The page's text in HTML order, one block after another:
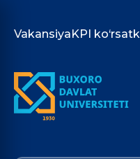
VakansiyaKPI